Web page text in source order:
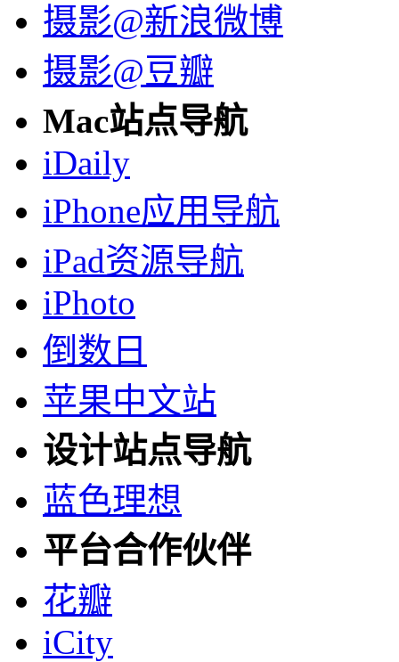
摄影@新浪微博
摄影@豆瓣
Mac站点导航
iDaily
iPhone应用导航
iPad资源导航
iPhoto
倒数日
苹果中文站
设计站点导航
蓝色理想
平台合作伙伴
花瓣
iCity